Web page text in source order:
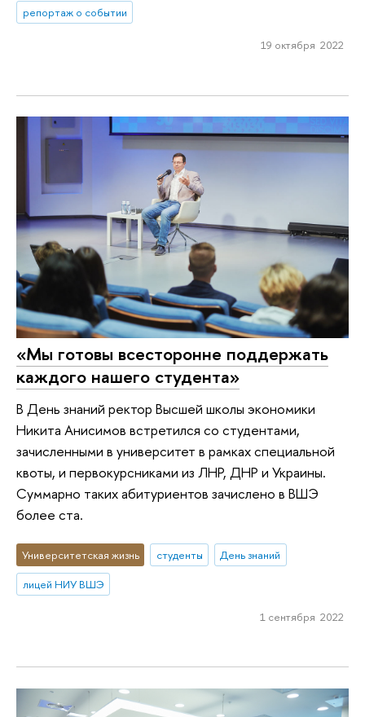
репортаж о событии
19 октября 2022
«Мы готовы всесторонне поддержать
каждого нашего студента»
В День знаний ректор Высшей школы экономики
Никита Анисимов встретился со студентами,
зачисленными в университет в рамках специальной
квоты, и первокурсниками из ЛНР, ДНР и Украины.
Суммарно таких абитуриентов зачислено в ВШЭ
более ста.
Университетская жизнь студенты
День знаний
лицей НИУ ВШЭ
1 сентября 2022